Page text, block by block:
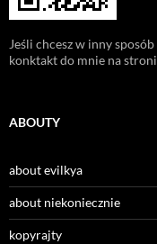
Jeśli chcesz w inny
konktakt do mnie na
ABOUTY
about evilkya
about niekoniecznie
kopyrajty